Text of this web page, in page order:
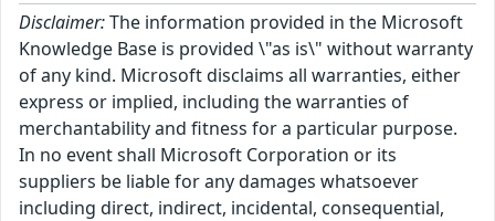
Disclaimer:The information provided in the Microsoft
Knowledge Base is provided \"as is\" without warranty
of any kind. Microsoft disclaims all warranties, either
express or implied, including the warranties of
merchantability and fitness for a particular purpose.
In no event shall Microsoft Corporation or its
suppliers be liable for any damages whatsoever
including direct, indirect, incidental, consequential,